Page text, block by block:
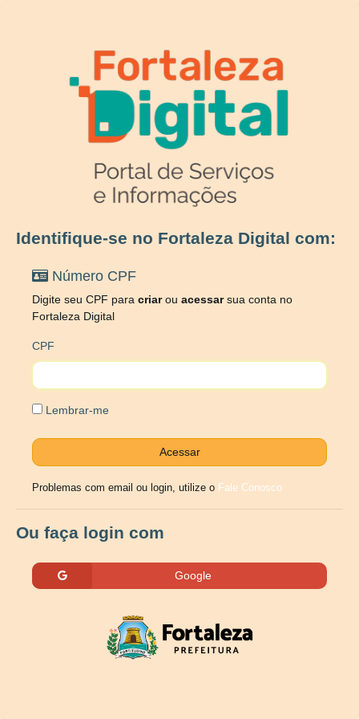
Identifique-se no Fortaleza Digital com:
Número CPF
Digite seu CPF para criarou acessarsua conta no
Fortaleza Digital
CPF
Lembrar-me
Problemas com email ou login, utilize o Fale Conosco
Ou faça login com
Google